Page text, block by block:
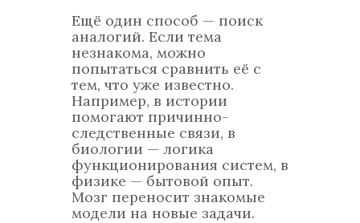
Ещё один способ — поиск
аналогий. Если тема
незнакома, можно
попытаться сравнить её с
тем, что уже известно.
Например, в истории
помогают причинно-
следственные связи, в
биологии — логика
функционирования систем, в
физике — бытовой опыт.
Мозг переносит знакомые
модели на новые задачи.